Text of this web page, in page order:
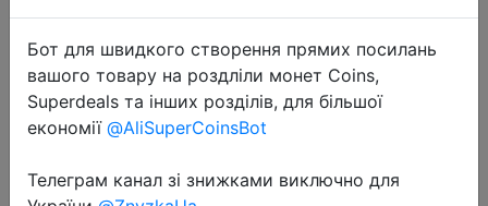
$16.99
Бот для швидкого створення прямих посилань
вашого товару на роздліли монет Coins,
Superdeals та інших розділів, для більшої
економії @AliSuperCoinsBot
Телеграм канал зі знижками виключно для